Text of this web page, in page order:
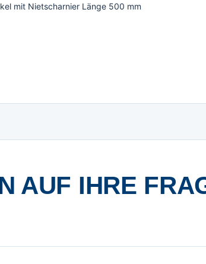
mit Nietscharnier Länge 500 mm
AUF IHRE